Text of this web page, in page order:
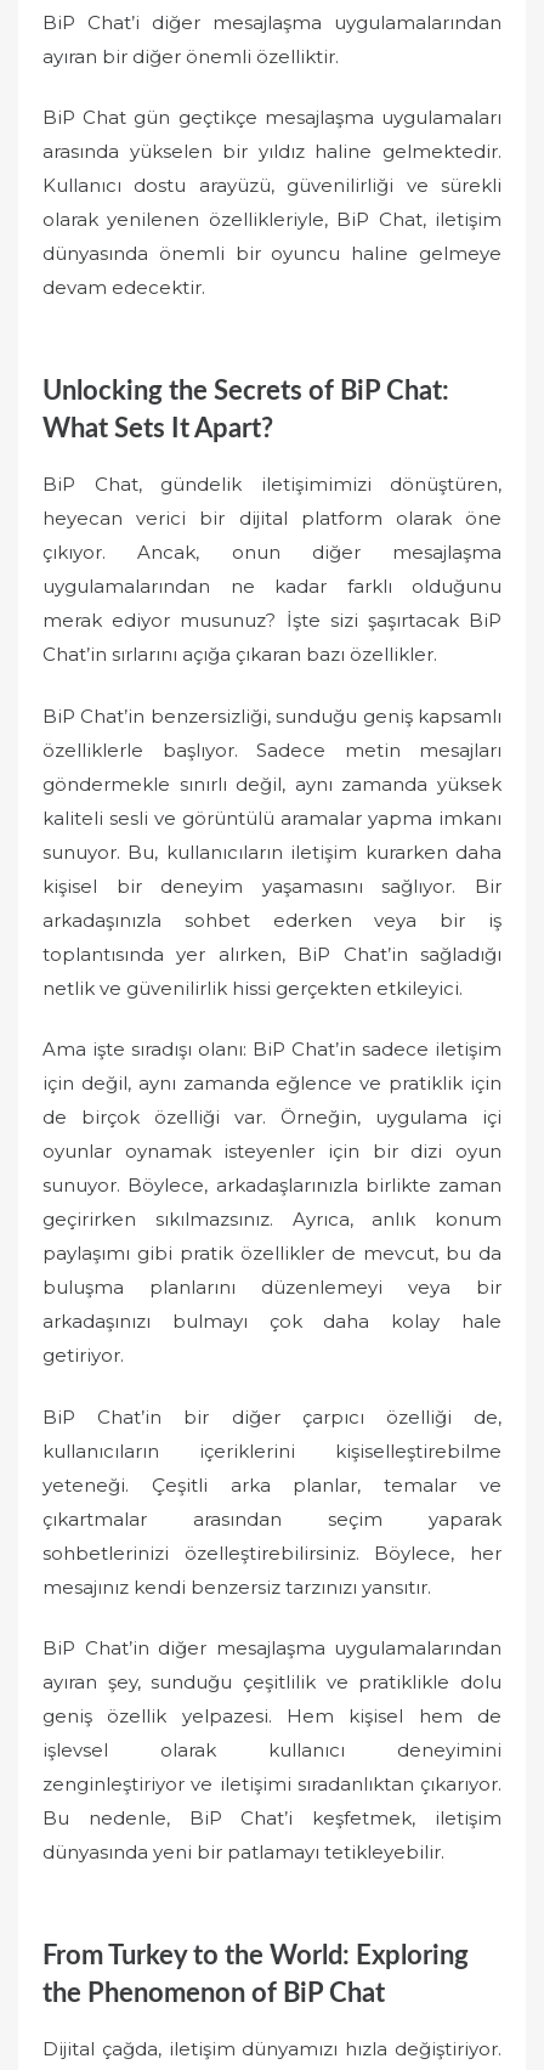
BiP Chat’i diğer mesajlaşma uygulamalarından
ayıran bir diğer önemli özelliktir.
BiP Chat gün geçtikçe mesajlaşma uygulamaları
arasında yükselen bir yıldız haline gelmektedir.
Kullanıcı dostu arayüzü, güvenilirliği ve sürekli
olarak yenilenen özellikleriyle, BiP Chat, iletişim
dünyasında önemli bir oyuncu haline gelmeye
devam edecektir.
Unlocking the Secrets of BiP Chat:
What Sets It Apart?
BiP Chat, gündelik iletişimimizi dönüştüren,
heyecan verici bir dijital platform olarak öne
çıkıyor. Ancak, onun diğer mesajlaşma
uygulamalarından ne kadar farklı olduğunu
merak ediyor musunuz? İşte sizi şaşırtacak BiP
Chat’in sırlarını açığa çıkaran bazı özellikler.
BiP Chat’in benzersizliği, sunduğu geniş kapsamlı
özelliklerle başlıyor. Sadece metin mesajları
göndermekle sınırlı değil, aynı zamanda yüksek
kaliteli sesli ve görüntülü aramalar yapma imkanı
sunuyor. Bu, kullanıcıların iletişim kurarken daha
kişisel bir deneyim yaşamasını sağlıyor. Bir
arkadaşınızla sohbet ederken veya bir iş
toplantısında yer alırken, BiP Chat’in sağladığı
netlik ve güvenilirlik hissi gerçekten etkileyici.
Ama işte sıradışı olanı: BiP Chat’in sadece iletişim
için değil, aynı zamanda eğlence ve pratiklik için
de birçok özelliği var. Örneğin, uygulama içi
oyunlar oynamak isteyenler için bir dizi oyun
sunuyor. Böylece, arkadaşlarınızla birlikte zaman
geçirirken sıkılmazsınız. Ayrıca, anlık konum
paylaşımı gibi pratik özellikler de mevcut, bu da
buluşma planlarını düzenlemeyi veya bir
arkadaşınızı bulmayı çok daha kolay hale
getiriyor.
BiP Chat’in bir diğer çarpıcı özelliği de,
kullanıcıların içeriklerini kişiselleştirebilme
yeteneği. Çeşitli arka planlar, temalar ve
çıkartmalar arasından seçim yaparak
sohbetlerinizi özelleştirebilirsiniz. Böylece, her
mesajınız kendi benzersiz tarzınızı yansıtır.
BiP Chat’in diğer mesajlaşma uygulamalarından
ayıran şey, sunduğu çeşitlilik ve pratiklikle dolu
geniş özellik yelpazesi. Hem kişisel hem de
işlevsel olarak kullanıcı deneyimini
zenginleştiriyor ve iletişimi sıradanlıktan çıkarıyor.
Bu nedenle, BiP Chat’i keşfetmek, iletişim
dünyasında yeni bir patlamayı tetikleyebilir.
From Turkey to the World: Exploring
the Phenomenon of BiP Chat
Dijital çağda, iletişim dünyamızı hızla değiştiriyor.